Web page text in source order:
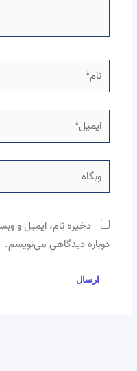
ایمیل*
وبگاه
ذخیره نام، ایمیل و
دوباره دیدگاهی می‌نویسم.